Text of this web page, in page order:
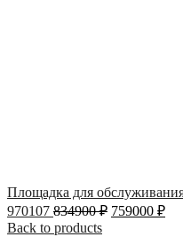
Площадка для
970107 834900₽ 759000 ₽
Back to products